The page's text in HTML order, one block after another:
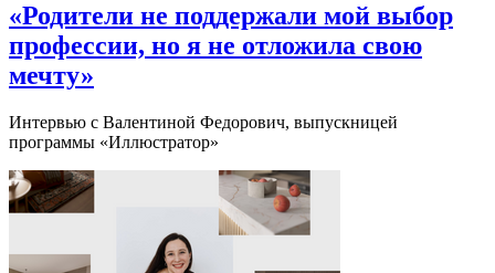
«Родители не поддержали мой выбор
профессии, но я не отложила свою
мечту»
Интервью с Валентиной Федорович, выпускницей
программы «Иллюстратор»